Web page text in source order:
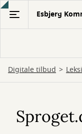
Gå
hovedindhold
Esbjerg
Digitale tilbud